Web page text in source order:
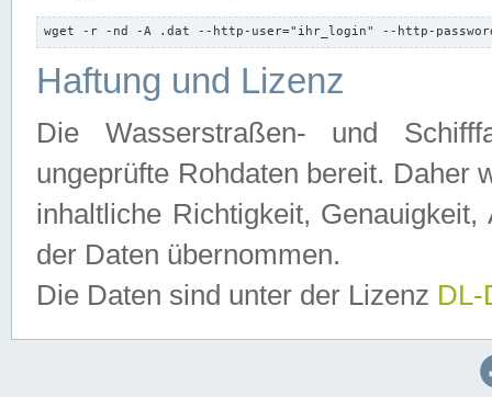
wget -r -nd -A .dat --http-user="ihr_login" --http-
Haftung und Lizenz
Die Wasserstraßen- und
ungeprüfte Rohdaten bereit. Daher
inhaltliche Richtigkeit,
der Daten übernommen.
Die Daten sind unter der Lizenz